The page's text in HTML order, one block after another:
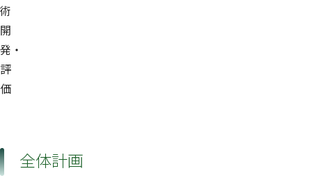
術
開
発・
評
価
全体計画